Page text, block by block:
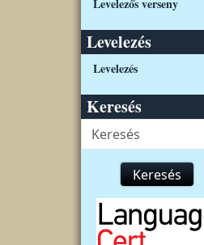
Levelezős verseny
Levelezés
Levelezés
Keresés
Keresés
Keresés